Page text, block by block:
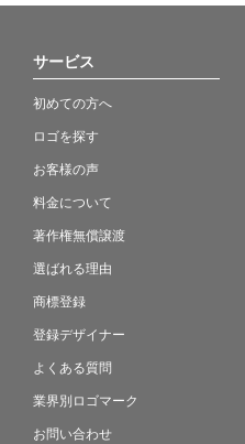
サービス
初めての方へ
ロゴを探す
お客様の声
料金について
著作権無償譲渡
選ばれる理由
商標登録
登録デザイナー
よくある質問
業界別ロゴマーク
お問い合わせ